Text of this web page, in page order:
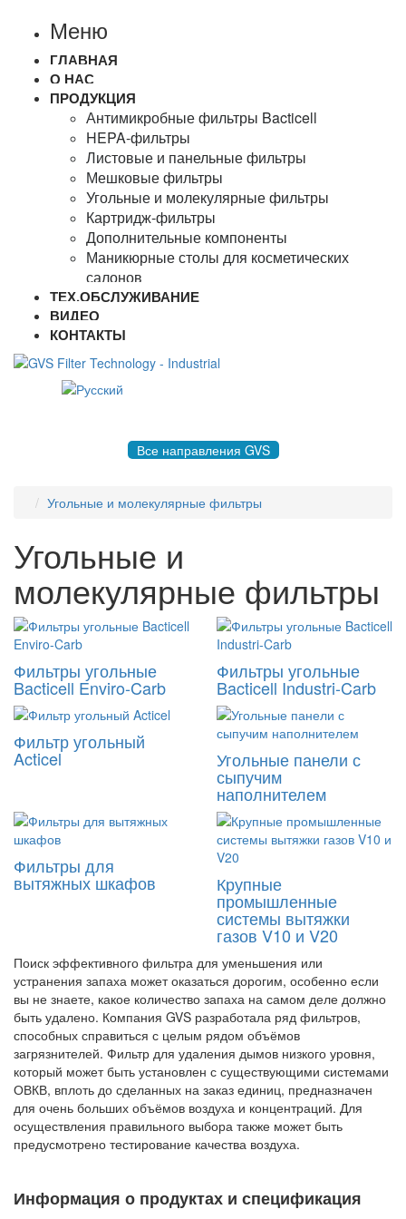
Меню
ГЛАВНАЯ
О НАС
ПРОДУКЦИЯ
Антимикробные фильтры Bacticell
HEPA-фильтры
Листовые и панельные фильтры
Мешковые фильтры
Угольные и молекулярные фильтры
Картридж-фильтры
Дополнительные компоненты
Маникюрные столы для косметических
салонов
ТЕХ.ОБСЛУЖИВАНИЕ
ВИДЕО
КОНТАКТЫ
Все направления GVS
Угольные и молекулярные фильтры
Угольные и
молекулярные фильтры
Фильтры угольные
Bacticell Enviro-Carb
Фильтры угольные
Bacticell Industri-Carb
Фильтр угольный
Acticel Угольные панели с
сыпучим
наполнителем
Фильтры для
вытяжных шкафов Крупные
промышленные
системы вытяжки
газов V10 и V20
Поиск эффективного фильтра для уменьшения или
устранения запаха может оказаться дорогим, особенно если
вы не знаете, какое количество запаха на самом деле должно
быть удалено. Компания GVS разработала ряд фильтров,
способных справиться с целым рядом объёмов
загрязнителей. Фильтр для удаления дымов низкого уровня,
который может быть установлен с существующими системами
ОВКВ, вплоть до сделанных на заказ единиц, предназначен
для очень больших объёмов воздуха и концентраций. Для
осуществления правильного выбора также может быть
предусмотрено тестирование качества воздуха.
Информация о продуктах и спецификация